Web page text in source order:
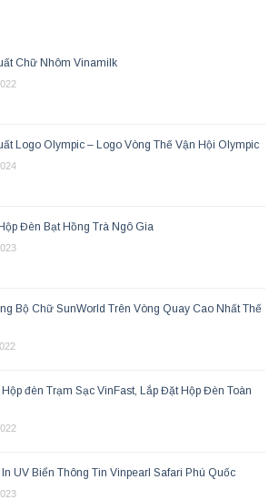
Chữ Nhôm Vinamilk
Logo Olympic – Logo Vòng Thế Vận Hội Olympic
Đèn Bạt Hồng Trà Ngô Gia
Bộ Chữ SunWorld Trên Vòng Quay Cao Nhất Thế
Hộp đèn Trạm Sạc VinFast, Lắp Đặt Hộp Đèn Toàn
In UV Biển Thông Tin Vinpearl Safari Phú Quốc